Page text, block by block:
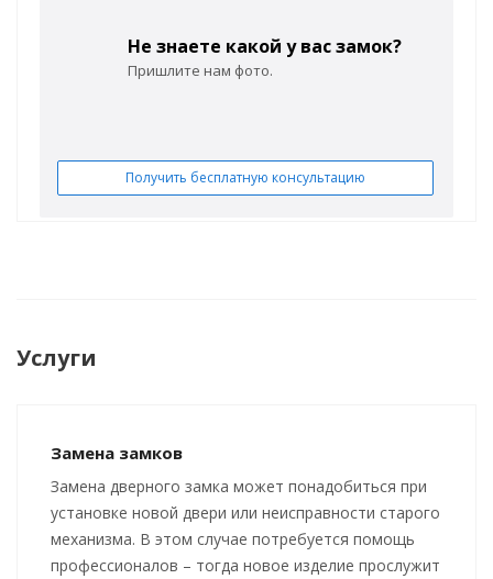
Не знаете какой у вас замок?
Пришлите нам фото.
Получить бесплатную консультацию
Услуги
Замена замков
Замена дверного замка может понадобиться при
установке новой двери или неисправности старого
механизма. В этом случае потребуется помощь
профессионалов – тогда новое изделие прослужит